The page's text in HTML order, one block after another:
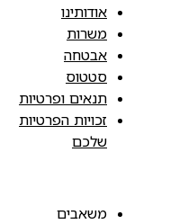
אודותינו
משרות
אבטחה
סטטוס
תנאים ופרטיות
זכויות הפרטיות
שלכם
משאבים